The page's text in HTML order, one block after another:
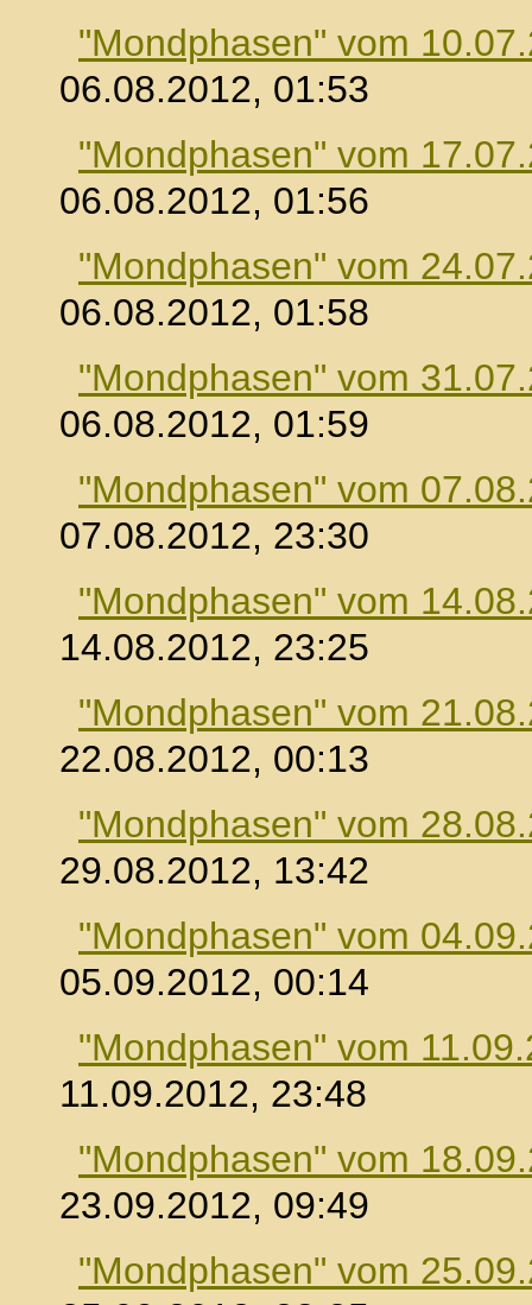
"Mondphasen" vom
06.08.2012, 01:53
"Mondphasen" vom
06.08.2012, 01:56
"Mondphasen" vom
06.08.2012, 01:58
"Mondphasen" vom
06.08.2012, 01:59
"Mondphasen" vom
07.08.2012, 23:30
"Mondphasen" vom
14.08.2012, 23:25
"Mondphasen" vom
22.08.2012, 00:13
"Mondphasen" vom
29.08.2012, 13:42
"Mondphasen" vom
05.09.2012, 00:14
"Mondphasen" vom
11.09.2012, 23:48
"Mondphasen" vom
23.09.2012, 09:49
"Mondphasen" vom